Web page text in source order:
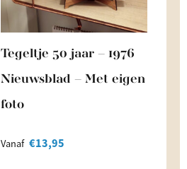
Tegeltje 50 jaar – 1976
Nieuwsblad – Met eigen
foto
Vanaf €13,95